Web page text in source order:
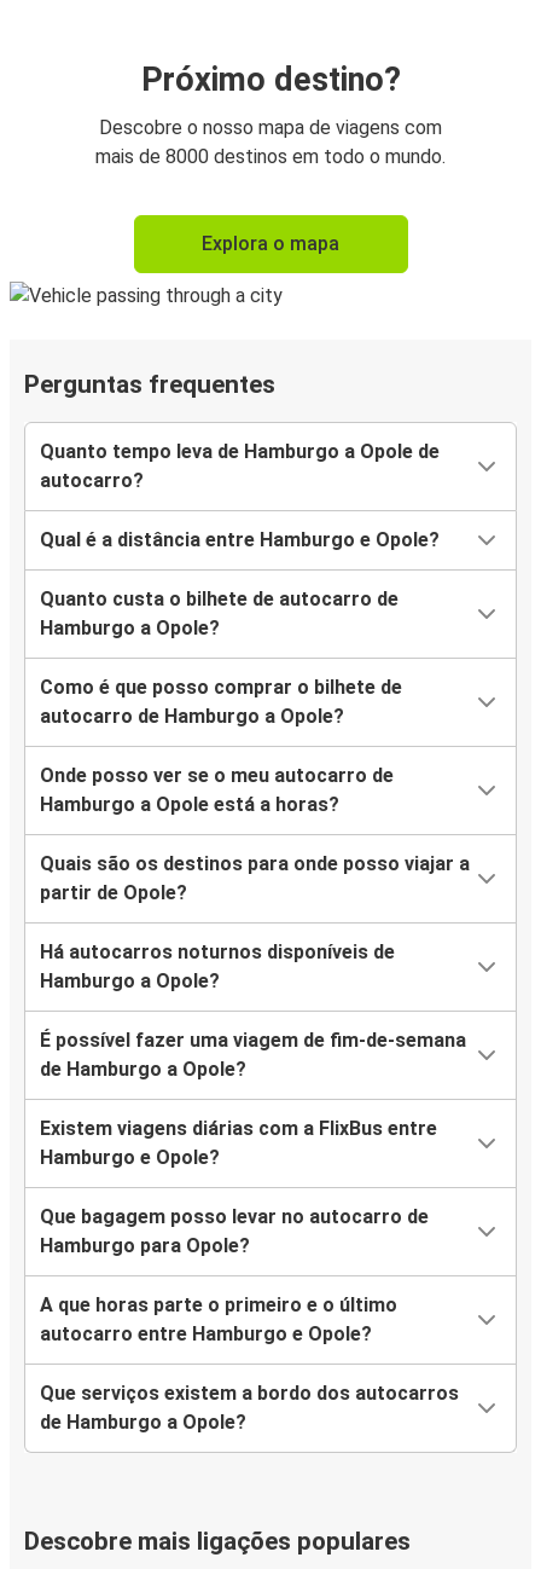
Próximo destino?
Descobre o nosso mapa de viagens com
mais de 8000 destinos em todo o mundo.
Explora o mapa
Perguntas frequentes
Quanto tempo leva de Hamburgo a Opole de
autocarro?
Qual é a distância entre Hamburgo e Opole?
Quanto custa o bilhete de autocarro de
Hamburgo a Opole?
Como é que posso comprar o bilhete de
autocarro de Hamburgo a Opole?
Onde posso ver se o meu autocarro de
Hamburgo a Opole está a horas?
Quais são os destinos para onde posso viajar a
partir de Opole?
Há autocarros noturnos disponíveis de
Hamburgo a Opole?
É possível fazer uma viagem de fim-de-semana
de Hamburgo a Opole?
Existem viagens diárias com a FlixBus entre
Hamburgo e Opole?
Que bagagem posso levar no autocarro de
Hamburgo para Opole?
A que horas parte o primeiro e o último
autocarro entre Hamburgo e Opole?
Que serviços existem a bordo dos autocarros
de Hamburgo a Opole?
Descobre mais ligações populares